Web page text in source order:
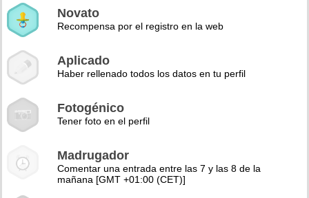
Novato
Recompensa por el registro en la web
Aplicado
Haber rellenado todos los datos en tu perfil
Fotogénico
Tener foto en el perfil
Madrugador
Comentar una entrada entre las 7 y las 8 de la
mañana [GMT +01:00 (CET)]